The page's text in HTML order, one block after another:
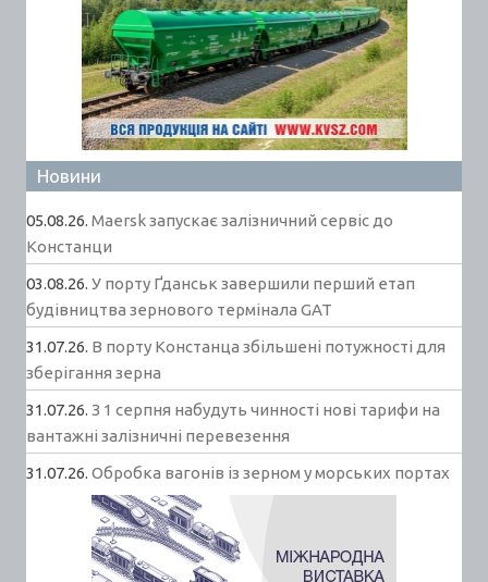
Новини
05.08.26. Maersk запускає залізничний сервіс до
Констанци
03.08.26. У порту Ґданськ завершили перший етап
будівництва зернового термінала GAT
31.07.26. В порту Констанца збільшені потужності для
зберігання зерна
31.07.26. З 1 серпня набудуть чинності нові тарифи на
вантажні залізничні перевезення
31.07.26. Обробка вагонів із зерном у морських портах